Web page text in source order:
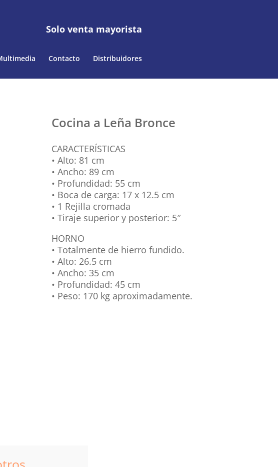
Solo venta mayorista
Contacto Distribuidores
Cocina a Leña Bronce
CARACTERÍSTICAS
• Alto: 81 cm
• Ancho: 89 cm
• Profundidad: 55 cm
• Boca de carga: 17 x 12.5 cm
• 1 Rejilla cromada
• Tiraje superior y posterior: 5″
HORNO
• Totalmente de hierro fundido.
• Alto: 26.5 cm
• Ancho: 35 cm
• Profundidad: 45 cm
• Peso: 170 kg aproximadamente.